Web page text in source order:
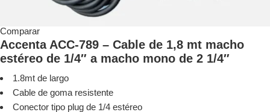
Comparar
Accenta ACC-789 – Cable de 1,8 mt macho
estéreo de 1/4″ a macho mono de 2 1/4″
1.8mt de largo
Cable de goma resistente
Conector tipo plug de 1/4 estéreo